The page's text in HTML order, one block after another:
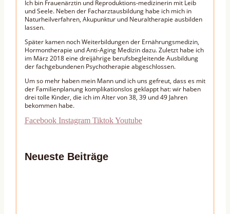
Ich bin Frauenärztin und Reproduktions-medizinerin mit Leib
und Seele. Neben der Facharztausbildung habe ich mich in
Naturheilverfahren, Akupunktur und Neuraltherapie ausbilden
lassen.
Später kamen noch Weiterbildungen der Ernährungsmedizin,
Hormontherapie und Anti-Aging Medizin dazu. Zuletzt habe ich
im März 2018 eine dreijährige berufsbegleitende Ausbildung
der fachgebundenen Psychotherapie abgeschlossen.
Um so mehr haben mein Mann und ich uns gefreut, dass es mit
der Familienplanung komplikationslos geklappt hat: wir haben
drei tolle Kinder, die ich im Alter von 38, 39 und 49 Jahren
bekommen habe.
Facebook Instagram Tiktok Youtube
Neueste Beiträge